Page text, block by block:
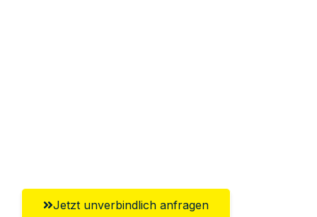
Jetzt unverbindlich anfragen